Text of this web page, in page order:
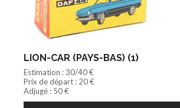
LION-CAR (PAYS-BAS) (1)
Estimation : 30/40 €
Prix de départ : 20 €
Adjugé : 50 €